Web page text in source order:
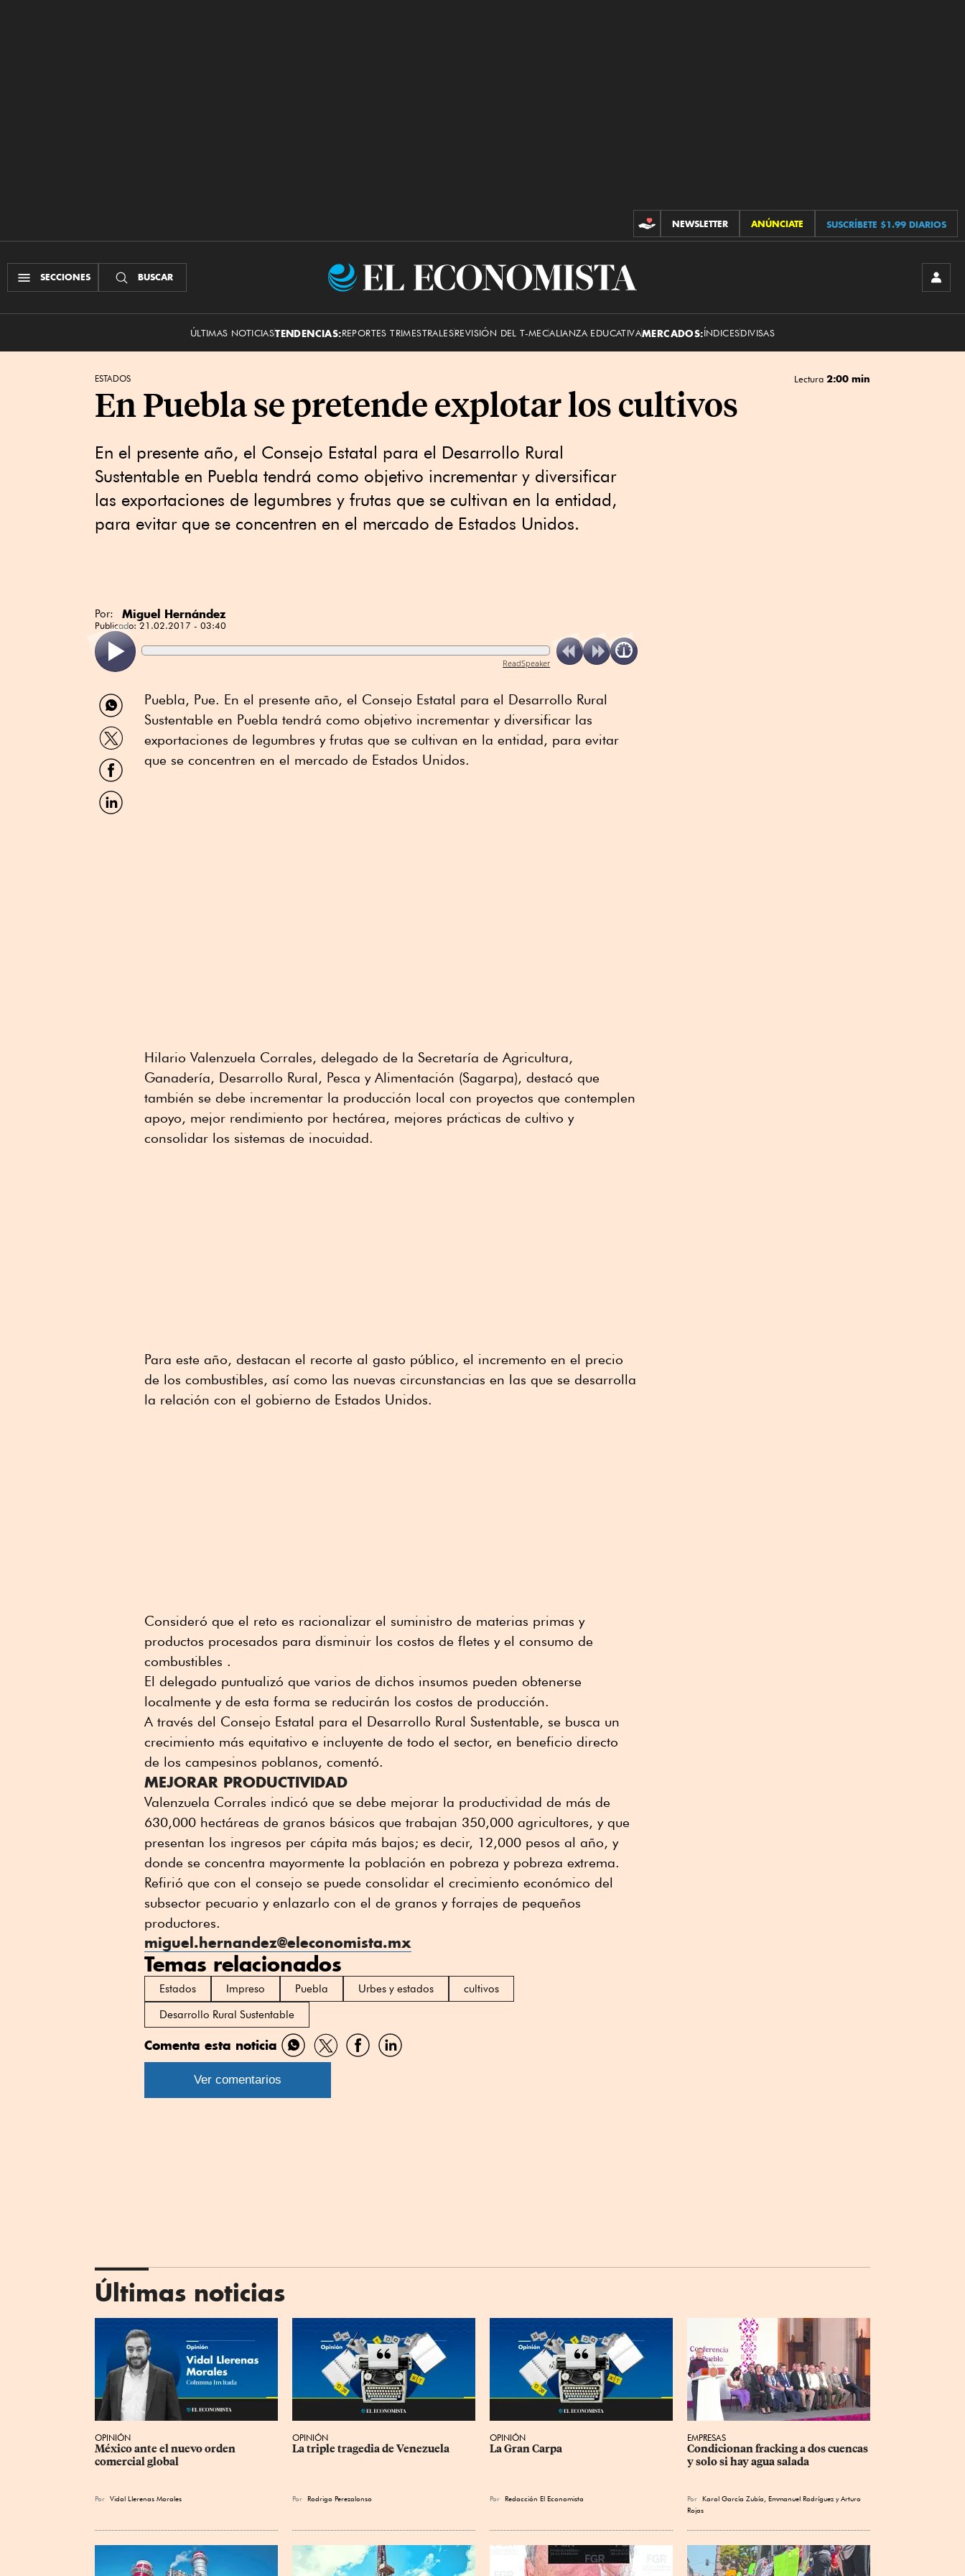
CONTRIBUCIONES
NEWSLETTER ANÚNCIATE SUSCRÍBETE $1.99 DIARIOS
SECCIONES BUSCAR
El
ÚLTIMAS NOTICIASTENDENCIAS:REPORTES TRIMESTRALESREVISIÓN DEL T-MECALIANZA EDUCATIVAMERCADOS:ÍNDICESDIVISAS
ESTADOS Lectura 2:00 min
En Puebla se pretende explotar los cultivos
En el presente año, el Consejo Estatal para el Desarrollo Rural
Sustentable en Puebla tendrá como objetivo incrementar y diversificar
las exportaciones de legumbres y frutas que se cultivan en la entidad,
para evitar que se concentren en el mercado de Estados Unidos.
Por: Miguel Hernández
Publicado: 21.02.2017 - 03:40
ReadSpeaker
Compartir
por
WhatsApp
Compartir
por
Twitter
Compartir
por
Facebook
Compartir
por
Puebla, Pue. En el presente año, el Consejo Estatal para el Desarrollo Rural
Sustentable en Puebla tendrá como objetivo incrementar y diversificar las
exportaciones de legumbres y frutas que se cultivan en la entidad, para evitar
que se concentren en el mercado de Estados Unidos.
Hilario Valenzuela Corrales, delegado de la Secretaría de Agricultura,
Ganadería, Desarrollo Rural, Pesca y Alimentación (Sagarpa), destacó que
también se debe incrementar la producción local con proyectos que contemplen
apoyo, mejor rendimiento por hectárea, mejores prácticas de cultivo y
consolidar los sistemas de inocuidad.
Para este año, destacan el recorte al gasto público, el incremento en el precio
de los combustibles, así como las nuevas circunstancias en las que se desarrolla
la relación con el gobierno de Estados Unidos.
Consideró que el reto es racionalizar el suministro de materias primas y
productos procesados para disminuir los costos de fletes y el consumo de
combustibles .
El delegado puntualizó que varios de dichos insumos pueden obtenerse
localmente y de esta forma se reducirán los costos de producción.
A través del Consejo Estatal para el Desarrollo Rural Sustentable, se busca un
crecimiento más equitativo e incluyente de todo el sector, en beneficio directo
de los campesinos poblanos, comentó.
MEJORAR PRODUCTIVIDAD
Valenzuela Corrales indicó que se debe mejorar la productividad de más de
630,000 hectáreas de granos básicos que trabajan 350,000 agricultores, y que
presentan los ingresos per cápita más bajos; es decir, 12,000 pesos al año, y
donde se concentra mayormente la población en pobreza y pobreza extrema.
Refirió que con el consejo se puede consolidar el crecimiento económico del
subsector pecuario y enlazarlo con el de granos y forrajes de pequeños
productores.
miguel.hernandez@eleconomista.mx
Temas relacionados
Estados Impreso Puebla Urbes y estados
cultivos
Desarrollo Rural Sustentable
Comenta esta noticia
Compartir
por
Compartir
por
CompartirCompartir
Ver comentarios
Últimas noticias
OPINIÓN
México ante el nuevo orden
comercial global
Por Vidal Llerenas Morales
OPINIÓN
La triple tragedia de Venezuela
Por Rodrigo Perezalonso
OPINIÓN
La Gran Carpa
Por Redacción El Economista
EMPRESAS
Condicionan fracking a dos cuencas
y solo si hay agua salada
Por Karol García Zubía Emmanuel Rodríguez yArturo
Rojas